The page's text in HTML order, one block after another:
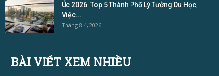
Úc 2026: Top 5 Thành Phố Lý Tưởng Du Học,
Việc...
Tháng 8 4, 2026
BÀI VIẾT XEM NHIỀU